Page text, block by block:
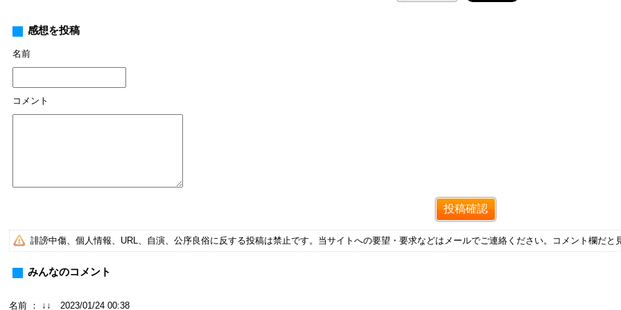
感想を投稿
名前
コメント
誹謗中傷、個人情報、URL、自演、公序良俗に反する投稿は禁止です。当サイトへの要望・要求などはメールでご連絡ください。コメント欄だと
みんなのコメント
名前 ： ↓↓ 2023/01/24 00:38